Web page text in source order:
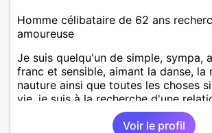
Homme célibataire de 62 ans
amoureuse
Je suis quelqu'un de simple, sympa,
franc et sensible, aimant la danse, la
nauture ainsi que toutes les choses
vie, je suis à la recherche d'une
sérieuse et durable basée sur la
Voir le profil